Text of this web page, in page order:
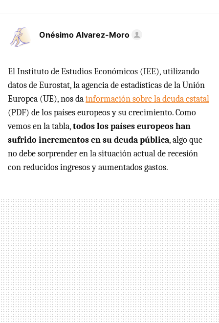
Onésimo Alvarez-Moro
El Instituto de Estudios Económicos (IEE), utilizando
datos de Eurostat, la agencia de estadísticas de la Unión
Europea (UE), nos dainformación sobre la deuda estatal
(PDF) de los países europeos y su crecimiento. Como
vemos en la tabla,todos los países europeos han
sufrido incrementos en su deuda pública, algo que
no debe sorprender en la situación actual de recesión
con reducidos ingresos y aumentados gastos.